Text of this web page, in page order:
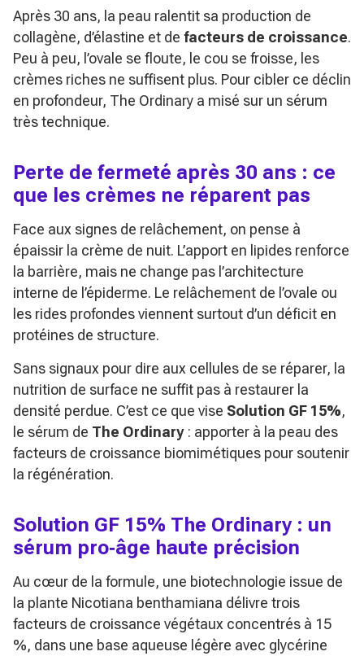
Après 30 ans, la peau ralentit sa production de
collagène, d’élastine et de facteurs de croissance.
Peu à peu, l’ovale se floute, le cou se froisse, les
crèmes riches ne suffisent plus. Pour cibler ce déclin
en profondeur, The Ordinary a misé sur un sérum
très technique.
Perte de fermeté après 30 ans : ce
que les crèmes ne réparent pas
Face aux signes de relâchement, on pense à
épaissir la crème de nuit. L’apport en lipides renforce
la barrière, mais ne change pas l’architecture
interne de l’épiderme. Le relâchement de l’ovale ou
les rides profondes viennent surtout d’un déficit en
protéines de structure.
Sans signaux pour dire aux cellules de se réparer, la
nutrition de surface ne suffit pas à restaurer la
densité perdue. C’est ce que vise Solution GF 15%,
le sérum de The Ordinary: apporter à la peau des
facteurs de croissance biomimétiques pour soutenir
la régénération.
Solution GF 15% The Ordinary : un
sérum pro‑âge haute précision
Au cœur de la formule, une biotechnologie issue de
la plante Nicotiana benthamiana délivre trois
facteurs de croissance végétaux concentrés à 15
%, dans une base aqueuse légère avec glycérine